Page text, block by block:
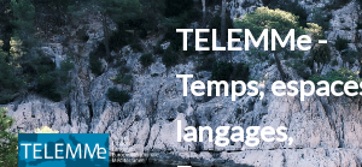
Aller
au
contenu
TELEMMe -
Temps,
langages,